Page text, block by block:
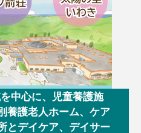
中心に、児童養護施
養護老人ホーム、ケア
とデイケア、デイサー